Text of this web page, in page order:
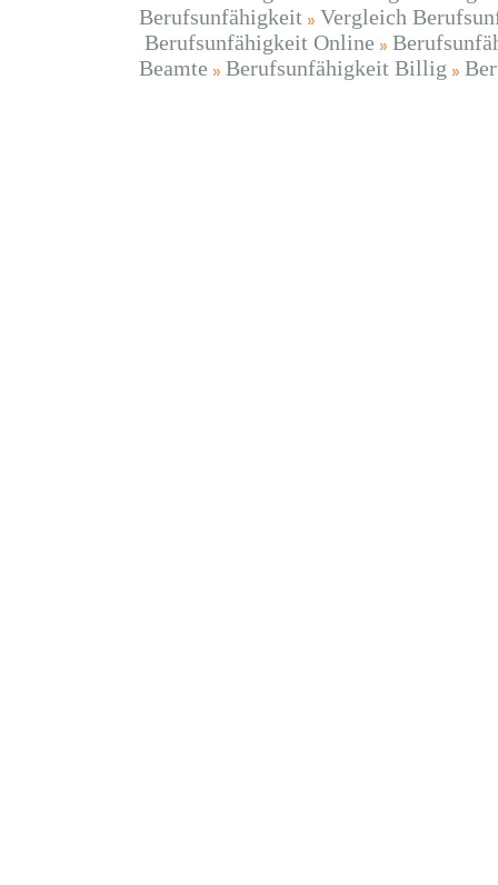
Berufsunfähigkeit
Vergleich
Berufsunfähigkeit Online
Beamte
Berufsunfähigkeit Billig